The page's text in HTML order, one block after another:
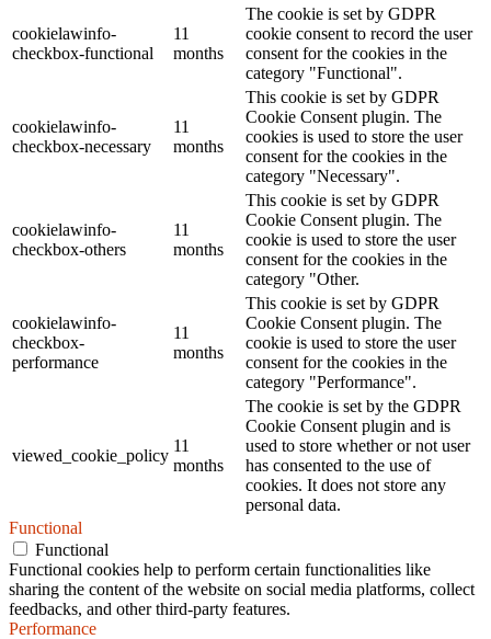
cookielawinfo-
checkbox-functional
11
months
The cookie is set by GDPR
cookie consent to record the user
consent for the cookies in the
category "Functional".
cookielawinfo-
checkbox-necessary
11
months
This cookie is set by GDPR
Cookie Consent plugin. The
cookies is used to store the user
consent for the cookies in the
category "Necessary".
cookielawinfo-
checkbox-others
11
months
This cookie is set by GDPR
Cookie Consent plugin. The
cookie is used to store the user
consent for the cookies in the
category "Other.
cookielawinfo-
checkbox-
performance
11
months
This cookie is set by GDPR
Cookie Consent plugin. The
cookie is used to store the user
consent for the cookies in the
category "Performance".
viewed_cookie_policy
11
months
The cookie is set by the GDPR
Cookie Consent plugin and is
used to store whether or not user
has consented to the use of
cookies. It does not store any
personal data.
Functional
Functional
Functional cookies help to perform certain functionalities like
sharing the content of the website on social media platforms, collect
feedbacks, and other third-party features.
Performance